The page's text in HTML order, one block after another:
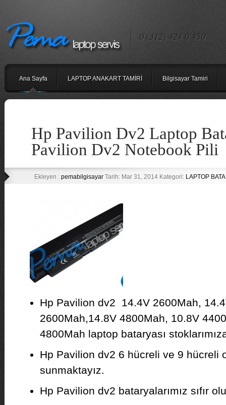
0 (312) 424 0 450
Ana Sayfa LAPTOP ANAKART TAMİRİ Bilgisayar Tamiri
Hp Pavilion Dv2 Laptop
Pavilion Dv2 Notebook Pili
Ekleyen : pemabilgisayarTarih: Mar 31, 2014 Kategori: LAPTOP
Hp Pavilion dv2 14.4V 2600Mah,
2600Mah,14.8V 4800Mah, 10.8V
4800Mah laptop bataryası
Hp Pavilion dv2 6 hücreli ve 9 hücreli
sunmaktayız.
Hp Pavilion dv2 bataryalarımız sıfır